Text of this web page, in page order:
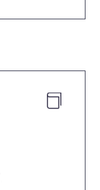

